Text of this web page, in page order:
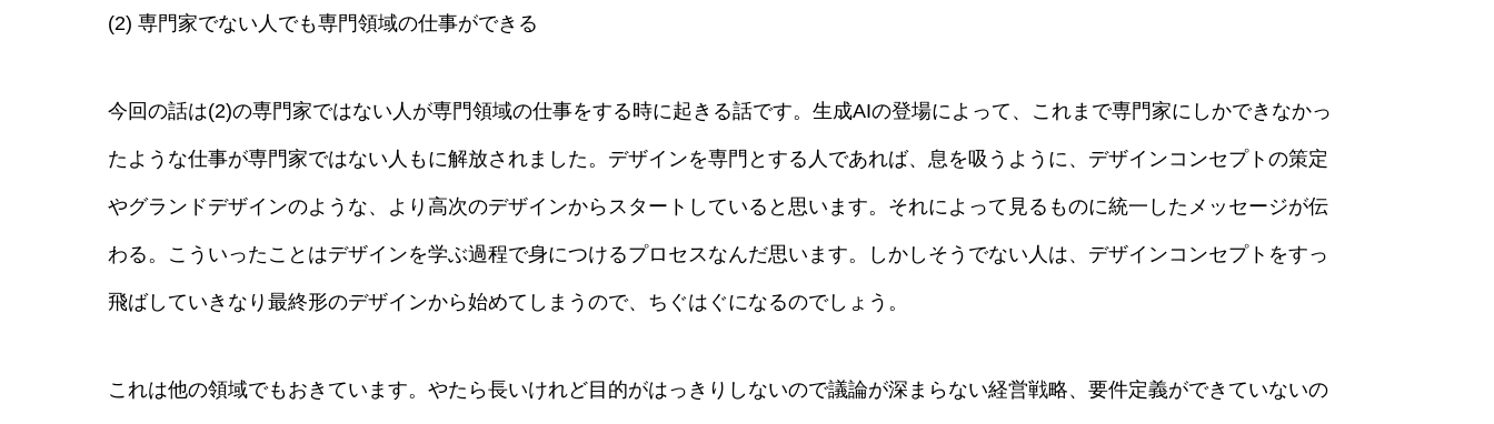
(2) 専門家でない人でも専門領域の仕事ができる
今回の話は(2)の専門家ではない人が専門領域の仕事をする時に起きる話です。生成AIの登場によって、これまで専門家にしかできなかっ
たような仕事が専門家ではない人もに解放されました。デザインを専門とする人であれば、息を吸うように、デザインコンセプトの策定
やグランドデザインのような、より高次のデザインからスタートしていると思います。それによって見るものに統一したメッセージが伝
わる。こういったことはデザインを学ぶ過程で身につけるプロセスなんだ思います。しかしそうでない人は、デザインコンセプトをすっ
飛ばしていきなり最終形のデザインから始めてしまうので、ちぐはぐになるのでしょう。
これは他の領域でもおきています。やたら長いけれど目的がはっきりしないので議論が深まらない経営戦略、要件定義ができていないの